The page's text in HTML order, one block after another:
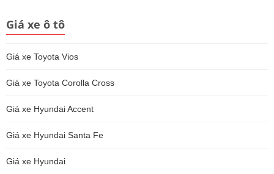
Giá xe ô tô
Giá xe Toyota Vios
Giá xe Toyota Corolla Cross
Giá xe Hyundai Accent
Giá xe Hyundai Santa Fe
Giá xe Hyundai